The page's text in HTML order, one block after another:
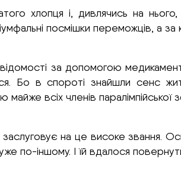
хлопця і, дивлячись на
посмішки переможців, а
за допомогою
Бо в спороті знайшли сенс
всіх членів паралімпійської
на це високе звання.
по-іншому. І їй вдалося